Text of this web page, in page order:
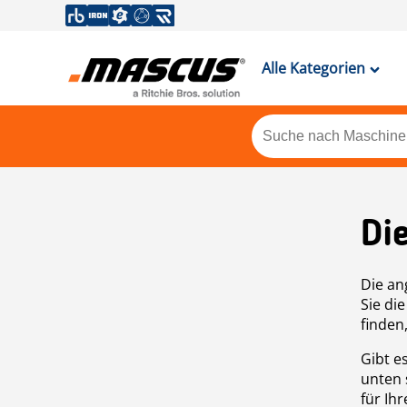
Alle Kategorien
Die
Sie
Gibt
unten
für